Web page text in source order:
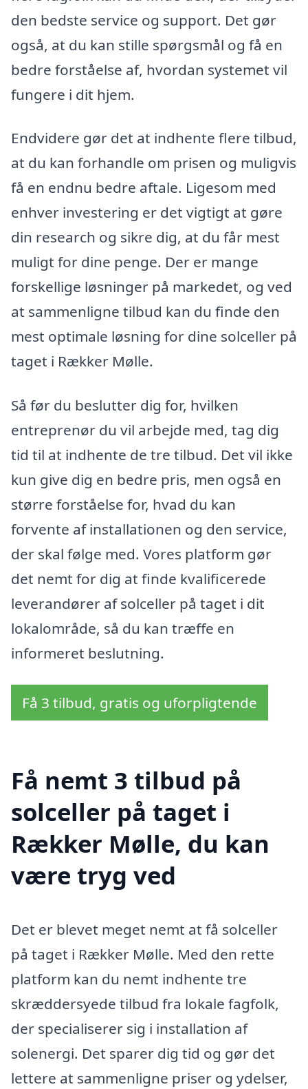
den bedste service og support. Det gør
også, at du kan stille spørgsmål og få en
bedre forståelse af, hvordan systemet vil
fungere i dit hjem.
Endvidere gør det at indhente flere tilbud,
at du kan forhandle om prisen og muligvis
få en endnu bedre aftale. Ligesom med
enhver investering er det vigtigt at gøre
din research og sikre dig, at du får mest
muligt for dine penge. Der er mange
forskellige løsninger på markedet, og ved
at sammenligne tilbud kan du finde den
mest optimale løsning for dine solceller på
taget i Rækker Mølle.
Så før du beslutter dig for, hvilken
entreprenør du vil arbejde med, tag dig
tid til at indhente de tre tilbud. Det vil ikke
kun give dig en bedre pris, men også en
større forståelse for, hvad du kan
forvente af installationen og den service,
der skal følge med. Vores platform gør
det nemt for dig at finde kvalificerede
leverandører af solceller på taget i dit
lokalområde, så du kan træffe en
informeret beslutning.
Få 3 tilbud, gratis og uforpligtende
Få nemt 3 tilbud på
solceller på taget i
Rækker Mølle, du kan
være tryg ved
Det er blevet meget nemt at få solceller
på taget i Rækker Mølle. Med den rette
platform kan du nemt indhente tre
skræddersyede tilbud fra lokale fagfolk,
der specialiserer sig i installation af
solenergi. Det sparer dig tid og gør det
lettere at sammenligne priser og ydelser,